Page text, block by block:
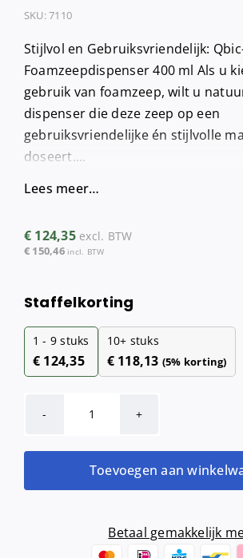
SKU:7110
Stijlvol en Gebruiksvriendelijk:
Foamzeepdispenser 400 ml Als u
gebruik van foamzeep, wilt u
dispenser die deze zeep op een
gebruiksvriendelijke én stijlvolle
doseert....
Lees meer…
€ 124,35 excl. BTW
€ 150,46 incl. BTW
Staffelkorting
1 - 9 stuks
€ 124,35
10+ stuks
€118,13 (5% korting)
Qbic-
Foamzeepdispenser
400
aantal
Toevoegen aan
Betaal gemakkelijk